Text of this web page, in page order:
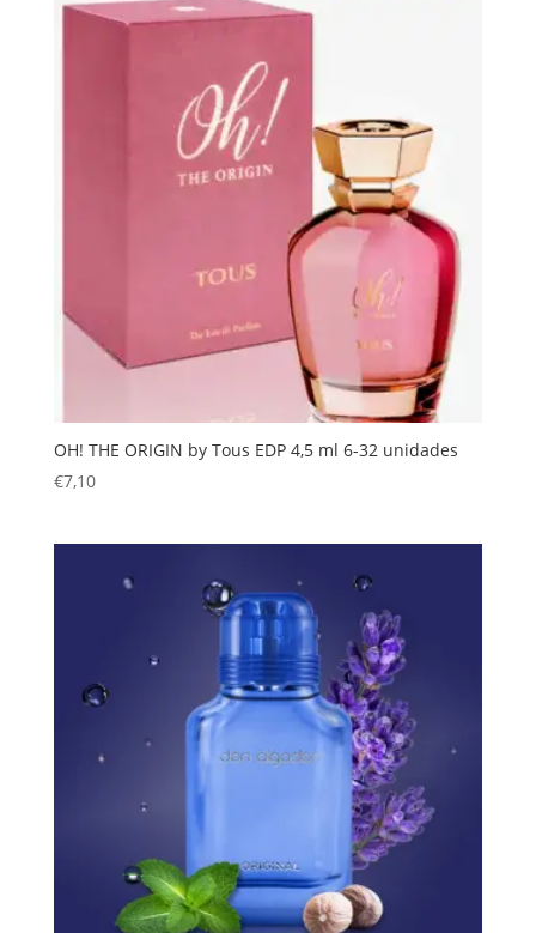
OH! THE ORIGIN by Tous EDP 4,5 ml 6-32 unidades
€7,10